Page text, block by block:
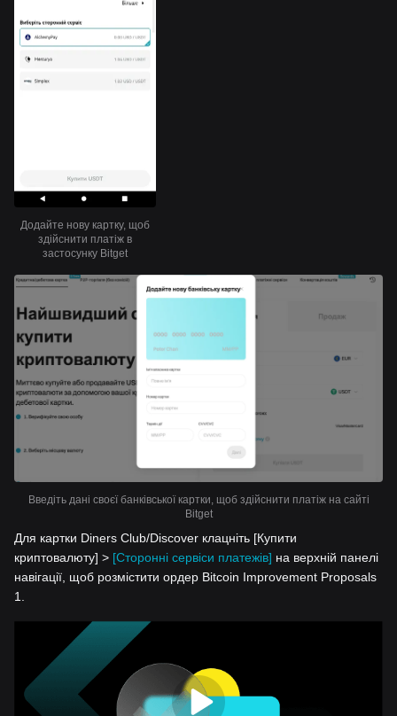
Додайте нову картку, щоб
здійснити платіж в
застосунку Bitget
Введіть дані своєї банківської картки, щоб здійснити платіж на сайті
Bitget
Для картки Diners Club/Discover клацніть [Купити
криптовалюту] > [Сторонні сервіси платежів] на верхній панелі
навігації, щоб розмістити ордер Bitcoin Improvement Proposals
1.